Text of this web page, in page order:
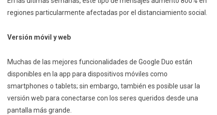
regiones particularmente afectadas por el distanciamiento social.
Versión móvil y web
Muchas de las mejores funcionalidades de Google Duo están
disponibles en la app para dispositivos móviles como
smartphones o tablets; sin embargo, también es posible usar la
versión web para conectarse con los seres queridos desde una
pantalla más grande.